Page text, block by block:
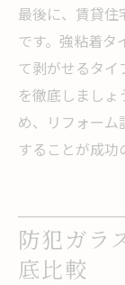
最後に、賃貸
です。強粘着タ
て剥がせるタイ
を徹底しまし
め、リフォー
することが成功
防犯ガラ
底比較